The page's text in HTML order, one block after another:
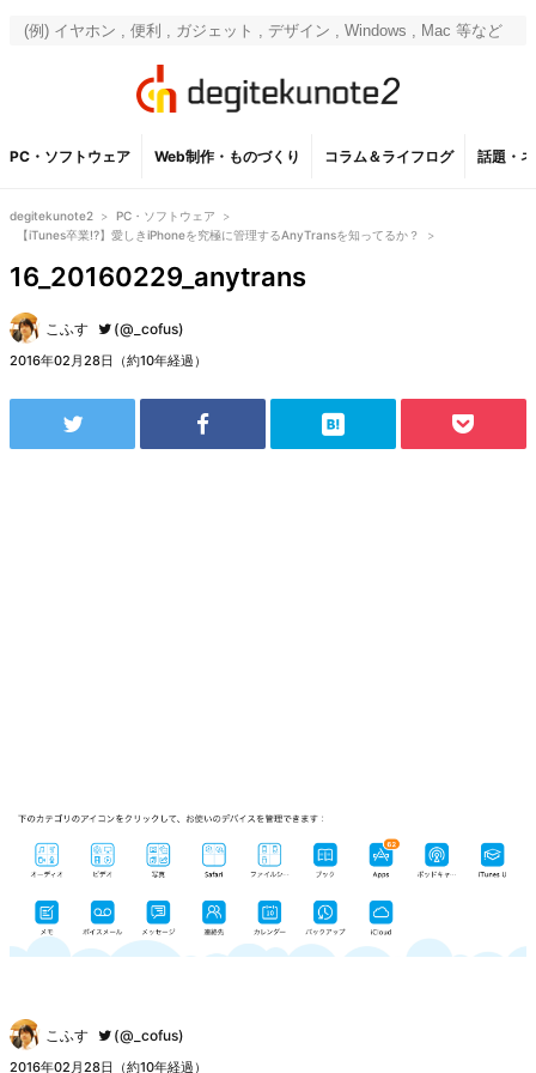
PC・ソフトウェア Web制作・ものづくり コラム＆ライフログ 話題・
degitekunote2 > PC・ソフトウェア
>
【iTunes卒業!?】愛しきiPhoneを究極に管理するAnyTransを知ってるか？
>
16_20160229_anytrans
こふす (@_cofus)
2016年02月28日（約10年経過）
こふす (@_cofus)
2016年02月28日（約10年経過）